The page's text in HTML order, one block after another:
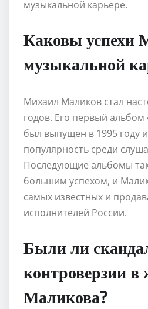
музыкальной карьере.
Каковы успехи
музыкальной
Михаил Маликов стал
годов. Его первый
был выпущен в 1995 году
популярность среди
Последующие альбомы
большим успехом, и
самых известных и
исполнителей России.
Были ли
контроверзии в
Маликова?